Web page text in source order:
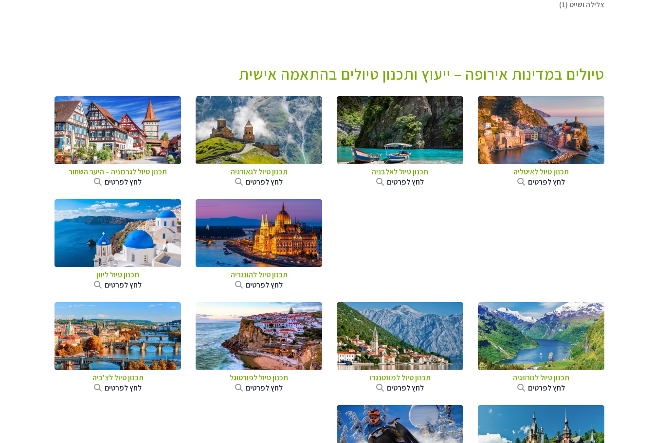
צלילה ושייט (1)
טיולים במדינות אירופה – ייעוץ ותכנון טיולים בהתאמה אישית
תכנון טיול לאיטליה
לחץ לפרטים
תכנון טיול לאלבניה
לחץ לפרטים
תכנון טיול לגאורגיה
לחץ לפרטים
תכנון טיול לגרמניה – היער השחור
לחץ לפרטים
תכנון טיול להונגריה
לחץ לפרטים
תכנון טיול ליוון
לחץ לפרטים
תכנון טיול לנורווגיה
לחץ לפרטים
תכנון טיול למונטנגרו
לחץ לפרטים
תכנון טיול לפורטוגל
לחץ לפרטים
תכנון טיול לצ'כיה
לחץ לפרטים